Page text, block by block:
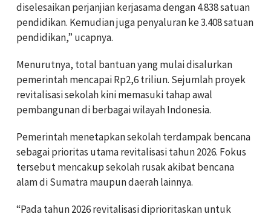
diselesaikan perjanjian kerjasama dengan 4.838 satuan
pendidikan. Kemudian juga penyaluran ke 3.408 satuan
pendidikan,” ucapnya.
Menurutnya, total bantuan yang mulai disalurkan
pemerintah mencapai Rp2,6 triliun. Sejumlah proyek
revitalisasi sekolah kini memasuki tahap awal
pembangunan di berbagai wilayah Indonesia.
Pemerintah menetapkan sekolah terdampak bencana
sebagai prioritas utama revitalisasi tahun 2026. Fokus
tersebut mencakup sekolah rusak akibat bencana
alam di Sumatra maupun daerah lainnya.
“Pada tahun 2026 revitalisasi diprioritaskan untuk